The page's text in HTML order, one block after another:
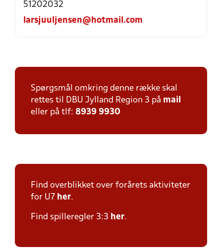
51202032
larsjuuljensen@hotmail.com
Spørgsmål omkring denne række skal
rettes til DBU Jylland Region 3 på mail
eller på tlf: 8939 9930
Find overblikket over forårets aktiviteter
for U7 her.
Find spilleregler 3:3 her.